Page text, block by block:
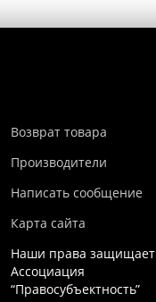
Возврат товара
Производители
Написать сообщение
Карта сайта
Наши права защищает
Ассоциация
“Правосубъектность”